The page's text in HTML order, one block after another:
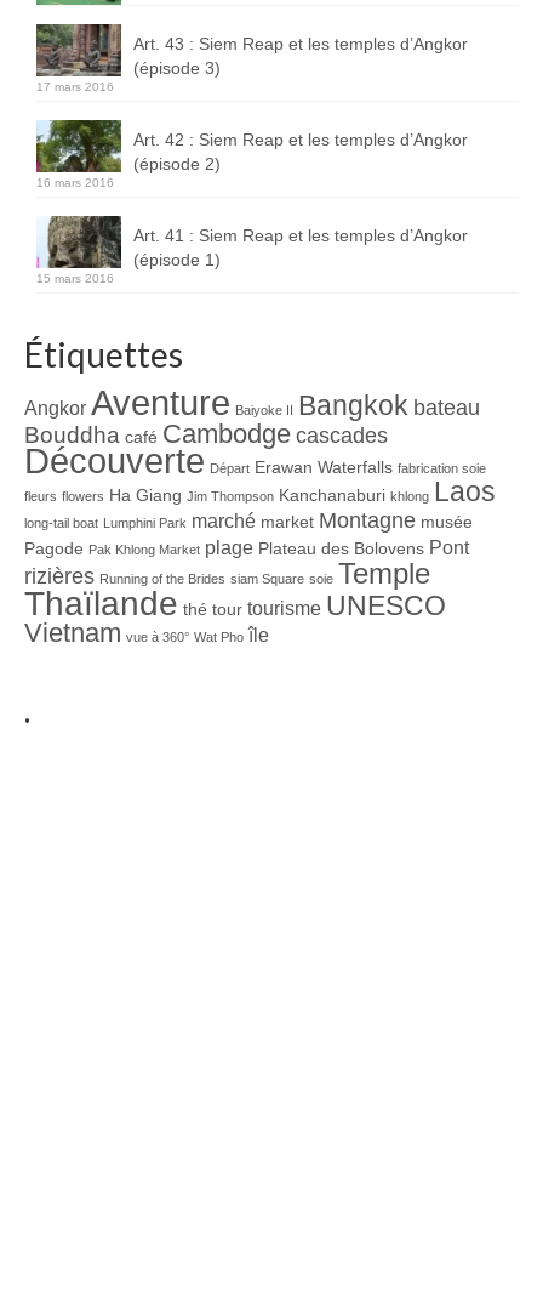
MenuArt. 43 : Siem Reap et les temples d’Angkor
(épisode 3)
17 mars 2016
Art. 42 : Siem Reap et les temples d’Angkor
(épisode 2)
16 mars 2016
Art. 41 : Siem Reap et les temples d’Angkor
(épisode 1)
15 mars 2016
Étiquettes
Angkor Aventure Baiyoke II Bangkok bateau
Bouddha café Cambodge cascades
Découverte Départ Erawan Waterfalls fabrication soie
fleurs flowers Ha Giang Jim Thompson Kanchanaburi khlong Laos
long-tail boat Lumphini Park marché market Montagne musée
Pagode Pak Khlong Market plage Plateau des Bolovens Pont
rizières Running of the Brides siam Square soie Temple
Thaïlande thé tour tourisme UNESCO
Vietnam vue à 360° Wat Pho île
.